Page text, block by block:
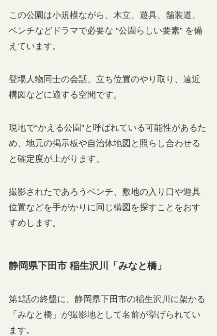
この公園は小規模ながら、木立、遊具、舗装道、
ベンチなどドラマで必要な “公園らしい要素” を備
えています。
登場人物同士の会話、立ち位置のやり取り、遠近
構図などに適する空間です。
現地で“かえる公園”と呼ばれている可能性があるた
め、地元の掲示板や自治体地図と照らし合わせる
と確定度が上がります。
撮影されたであろうベンチ、敷地の入り口や遊具
位置などを手がかりに同じ構図を探すことをおす
すめします。
静岡県下田市 稲生沢川「みなと橋」
第1話の終盤に、静岡県下田市の稲生沢川に架かる
「みなと橋」が撮影地として名前が挙げられてい
ます。